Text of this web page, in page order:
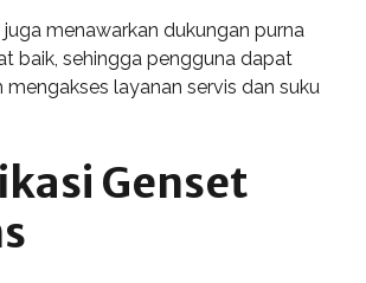
juga menawarkan dukungan purna
baik, sehingga pengguna dapat
layanan servis dan suku
Genset